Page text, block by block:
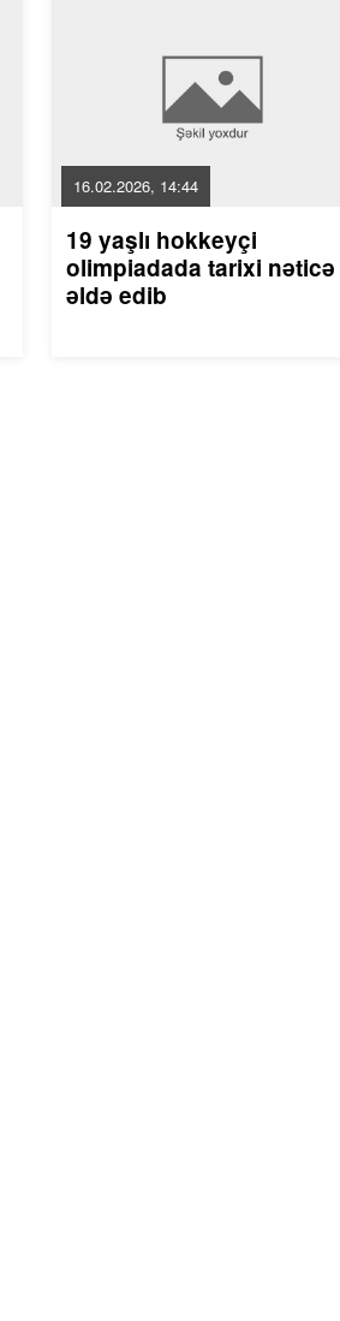
16.02.2026, 14:44
19 yaşlı hokkeyçi
olimpiadada tarixi nəticə
əldə edib